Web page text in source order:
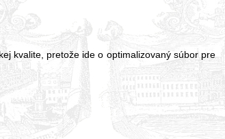
kvalite, pretože ide o optimalizovaný súbor pre